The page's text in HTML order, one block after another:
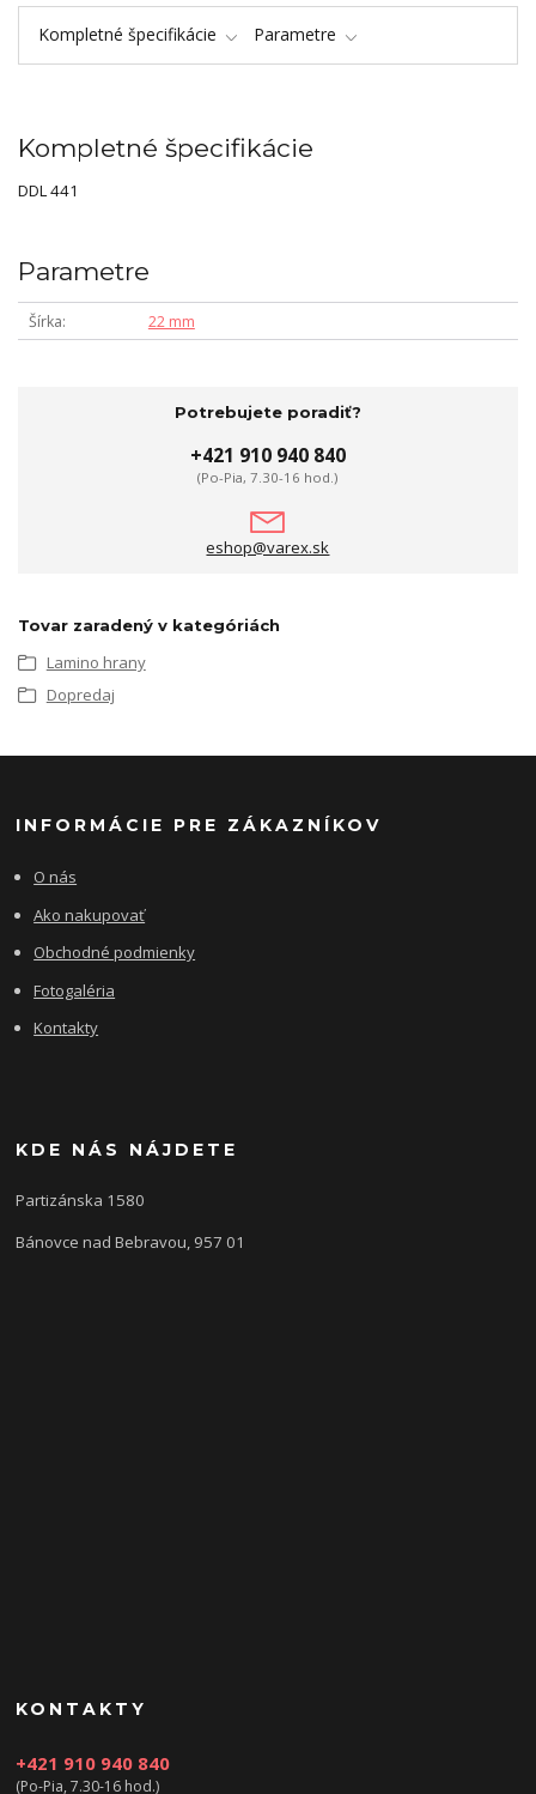
Kompletné špecifikácie Parametre
Kompletné špecifikácie
DDL 441
Parametre
Šírka 22 mm
Potrebujete poradiť?
+421 910 940 840
(Po-Pia, 7.30-16 hod.)
eshop@varex.sk
Tovar zaradený v kategóriách
Lamino hrany
Dopredaj
INFORMÁCIE PRE ZÁKAZNÍKOV
O nás
Ako nakupovať
Obchodné podmienky
Fotogaléria
Kontakty
KDE NÁS NÁJDETE
Partizánska 1580
Bánovce nad Bebravou, 957 01
KONTAKTY
+421 910 940 840
(Po-Pia, 7.30-16 hod.)